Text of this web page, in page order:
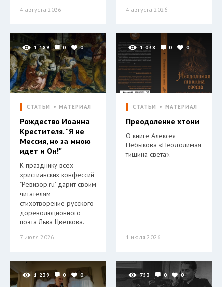
4 августа 2026 4 августа 2026
1 189 0 0
СТАТЬИ МАТЕРИАЛ
Рождество Иоанна
Крестителя. "Я не
Мессия, но за мною
идет и Он!"
К празднику всех
христианских конфессий
"Ревизор.ru" дарит своим
читателям
стихотворение русского
дореволюционного
поэта Льва Цветкова.
7 июля 2026
1 038 0 0
СТАТЬИ МАТЕРИАЛ
Преодоление хтони
О книге Алексея
Небыкова «Неодолимая
тишина света».
1 июля 2026
1 239 0 0 753 0 0